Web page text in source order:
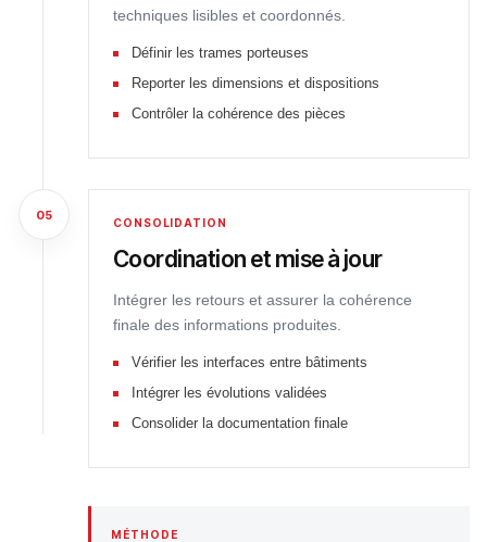
techniques lisibles et coordonnés.
Définir les trames porteuses
Reporter les dimensions et dispositions
Contrôler la cohérence des pièces
05
CONSOLIDATION
Coordination et mise à jour
Intégrer les retours et assurer la cohérence
finale des informations produites.
Vérifier les interfaces entre bâtiments
Intégrer les évolutions validées
Consolider la documentation finale
MÉTHODE